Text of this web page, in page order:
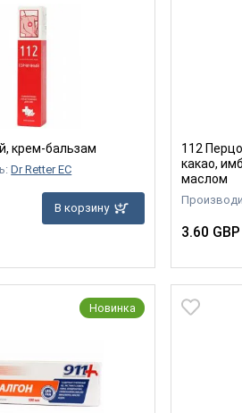
крем-бальзам
Dr Retter EC
В корзину
112
какао,
маслом
3.60 GBP
Новинка